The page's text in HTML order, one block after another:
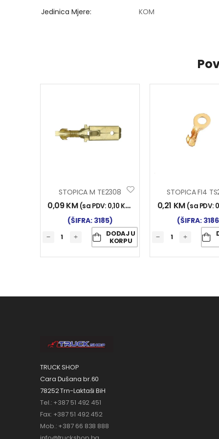
Jedinica Mjere KOM
STOPICA M TE2308
0,09KM (sa PDV: 0,10 KM
(ŠIFRA: 3185)
DODAJ U
KORPU
0,21 KM (sa PDV:
(ŠIFRA:
TRUCK SHOP
Cara Dušana br.60
78252 Trn-Laktaši BiH
Tel.: +387 51 492 451
Fax: +387 51 492 452
Mob.: +387 66 838 888